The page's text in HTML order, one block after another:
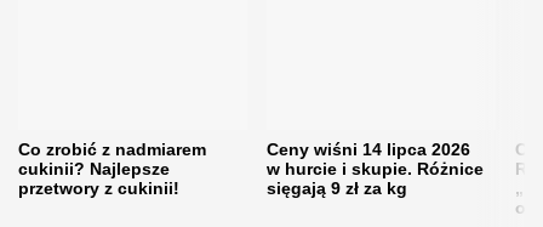
Co zrobić z nadmiarem
cukinii? Najlepsze
przetwory z cukinii!
Ceny wiśni 14 lipca 2026
w hurcie i skupie. Różnice
sięgają 9 zł za kg